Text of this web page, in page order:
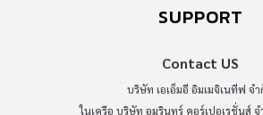
SUPPORT
Contact US
บริษัท เอเอ็มอี อิมเมจิเนทีฟ จ
ในเครือ บริษัท อมรินทร์ คอร์เปอเรชั่นส์